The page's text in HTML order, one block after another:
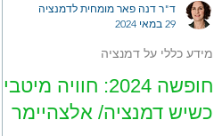
חופשה 2024: חוויה מיטבית
כשיש דמנציה/ אלצהיימר
מידע כללי על דמנציה
ד"ר דנה פאר מומחית לדמנציה
29 במאי 2024